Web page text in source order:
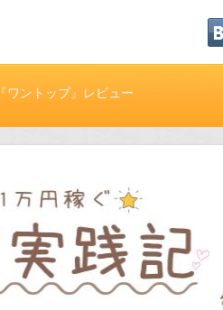
『ワントップ』レビュー